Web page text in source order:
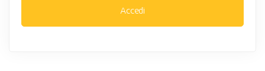
Accedi